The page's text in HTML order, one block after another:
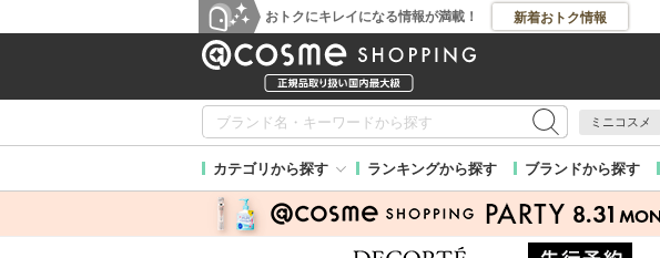
おトクにキレイになる情報が満載！ 新着おトク情報
ミニコスメ
カテゴリから探す ランキングから探す ブランドから探す